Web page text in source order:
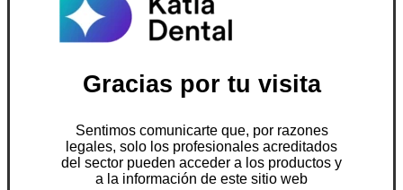
Gracias por tu visita
Sentimos comunicarte que, por razones
legales, solo los profesionales acreditados
del sector pueden acceder a los productos y
a la información de este sitio web